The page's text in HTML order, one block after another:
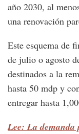
año 2030, al
una renovación
Este esquema de
de julio o agosto
destinados a la
hasta 50 mdp y
entregar hasta
Lee: La demanda